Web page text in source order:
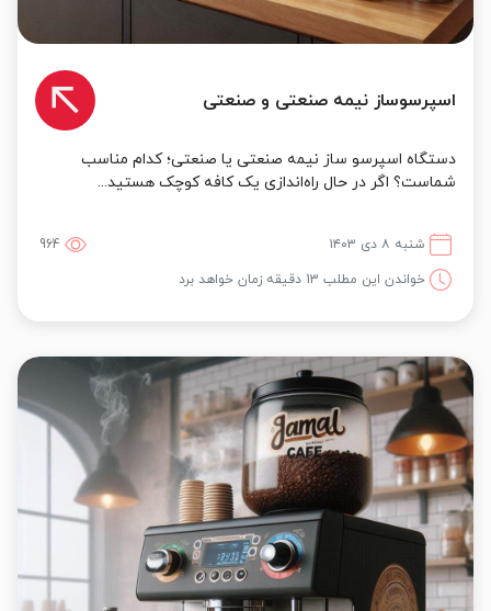
اسپرسوساز نیمه صنعتی و صنعتی
دستگاه اسپرسو ساز نیمه صنعتی یا صنعتی؛ کدام مناسب
شماست؟ اگر در حال راه‌اندازی یک کافه کوچک هستید...
شنبه ۸ دی ۱۴۰۳
964
خواندن این مطلب 13 دقیقه زمان خواهد برد